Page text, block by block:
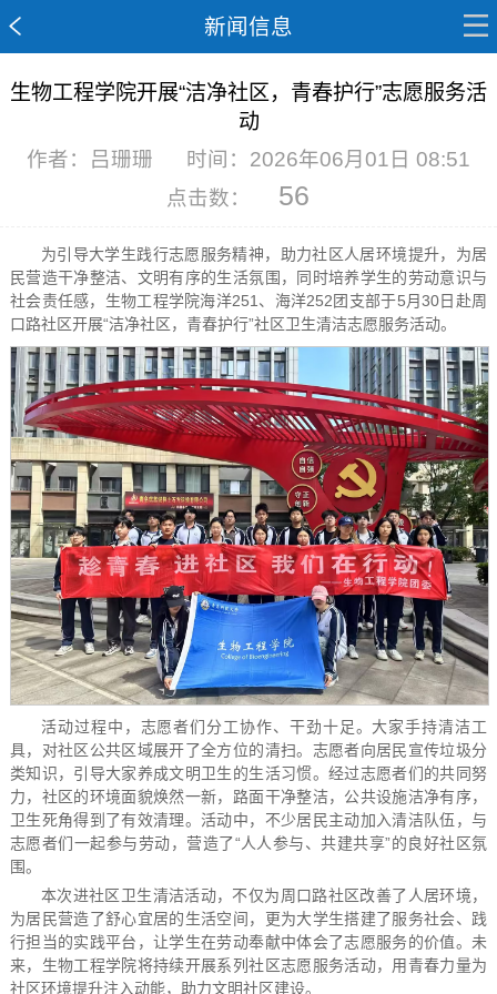
新闻信息
生物工程学院开展“洁净社区，青春护行”志愿服务活
动
作者：吕珊珊
时间：2026年06月01日 08:51
点击数：
56
为引导大学生践行志愿服务精神，助力社区人居环境提升，为居
民营造干净整洁、文明有序的生活氛围，同时培养学生的劳动意识与
社会责任感，生物工程学院海洋251、海洋252团支部于5月30日赴周
口路社区开展“洁净社区，青春护行”社区卫生清洁志愿服务活动。
活动过程中，志愿者们分工协作、干劲十足。大家手持清洁工
具，对社区公共区域展开了全方位的清扫。志愿者向居民宣传垃圾分
类知识，引导大家养成文明卫生的生活习惯。经过志愿者们的共同努
力，社区的环境面貌焕然一新，路面干净整洁，公共设施洁净有序，
卫生死角得到了有效清理。活动中，不少居民主动加入清洁队伍，与
志愿者们一起参与劳动，营造了“人人参与、共建共享”的良好社区氛
围。
本次进社区卫生清洁活动，不仅为周口路社区改善了人居环境，
为居民营造了舒心宜居的生活空间，更为大学生搭建了服务社会、践
行担当的实践平台，让学生在劳动奉献中体会了志愿服务的价值。未
来，生物工程学院将持续开展系列社区志愿服务活动，用青春力量为
社区环境提升注入动能，助力文明社区建设。